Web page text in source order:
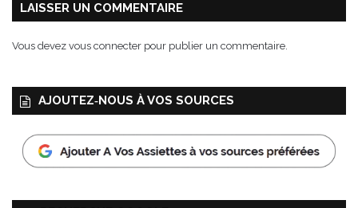
p
g
o
i
LAISSER UN COMMENTAIRE
Vous devez vous connecter pour publier un commentaire.
AJOUTEZ‑NOUS À VOS SOURCES